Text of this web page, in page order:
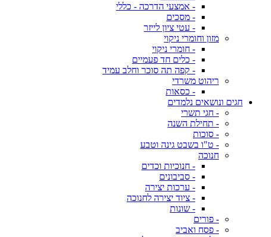
- אמצעי הדרכה - כללי
- מסכים
- עטי ציון לייזר
מזון וחומרי ניקוי
- חומרי ניקוי
- כלים חד פעמיים
- קפה תה סוכר וחלב עמיד
ריהוט משרדי
- כסאות
חגים ונושאים נלמדים
- חגי תשרי
- תחילת השנה
- סוכות
- ט"ו בשבט גינה וטבע
חנוכה
- חנוכיות וכדים
- סביבונים
- ערכות יצירה
- ציוד יצירה לחנוכה
- שונות
- פורים
- פסח ואביב